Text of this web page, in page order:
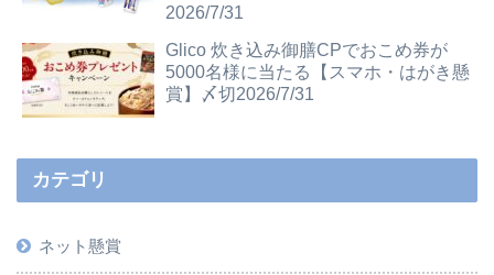
2026/7/31
Glico 炊き込み御膳CPでおこめ券が
5000名様に当たる【スマホ・はがき懸
賞】〆切2026/7/31
カテゴリ
ネット懸賞